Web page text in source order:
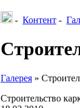
- Контент -
Галерея »
Строительство